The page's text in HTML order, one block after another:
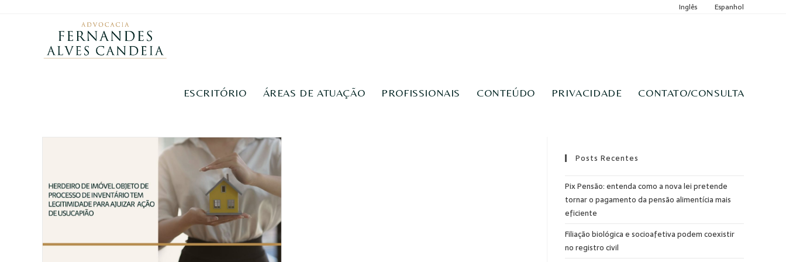
Inglês Espanhol
ESCRITÓRIO ÁREAS DE ATUAÇÃO PROFISSIONAIS CONTEÚDO PRIVACIDADE CONTATO/CONSULTA
Posts Recentes
Pix Pensão: entenda como a nova lei pretende
tornar o pagamento da pensão alimentícia mais
eficiente
Filiação biológica e socioafetiva podem coexistir
no registro civil